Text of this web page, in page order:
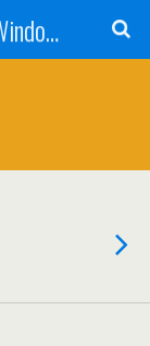
Windows 11 - Windows 10 - Windows 8 - Windows 7 - VISTA